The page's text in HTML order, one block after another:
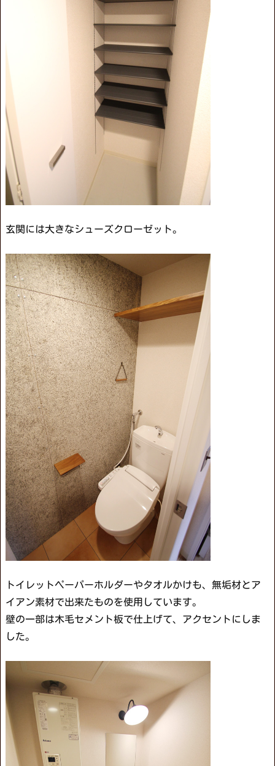
玄関には大きなシューズクローゼット。
トイレットペーパーホルダーやタオルかけも、無垢材とア
イアン素材で出来たものを使用しています。
壁の一部は木毛セメント板で仕上げて、アクセントにしま
した。